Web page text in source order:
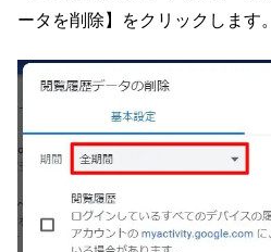
ータを削除】をクリックします。